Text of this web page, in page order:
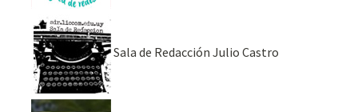
Sala de Redacción Julio Castro